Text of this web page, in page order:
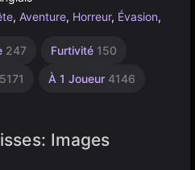
, Aventure, Horreur, Évasion,
247 Furtivité 150
5171 À 1 Joueur 4146
Images